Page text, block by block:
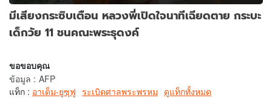
มีเสียงกระซิบเตือน หลวงพี่เปิดใจนาทีเฉียดตาย กระบะ
เด็กวัย 11 ชนคณะพระธุดงค์
ขอขอบคุณ
ข้อมูล : AFP
แท็ก : อาเด็ม-ยูซุฟู ระเบิดศาลพระพรหม ดูแท็กทั้งหมด